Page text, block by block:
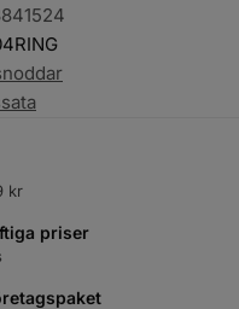
kr
priser